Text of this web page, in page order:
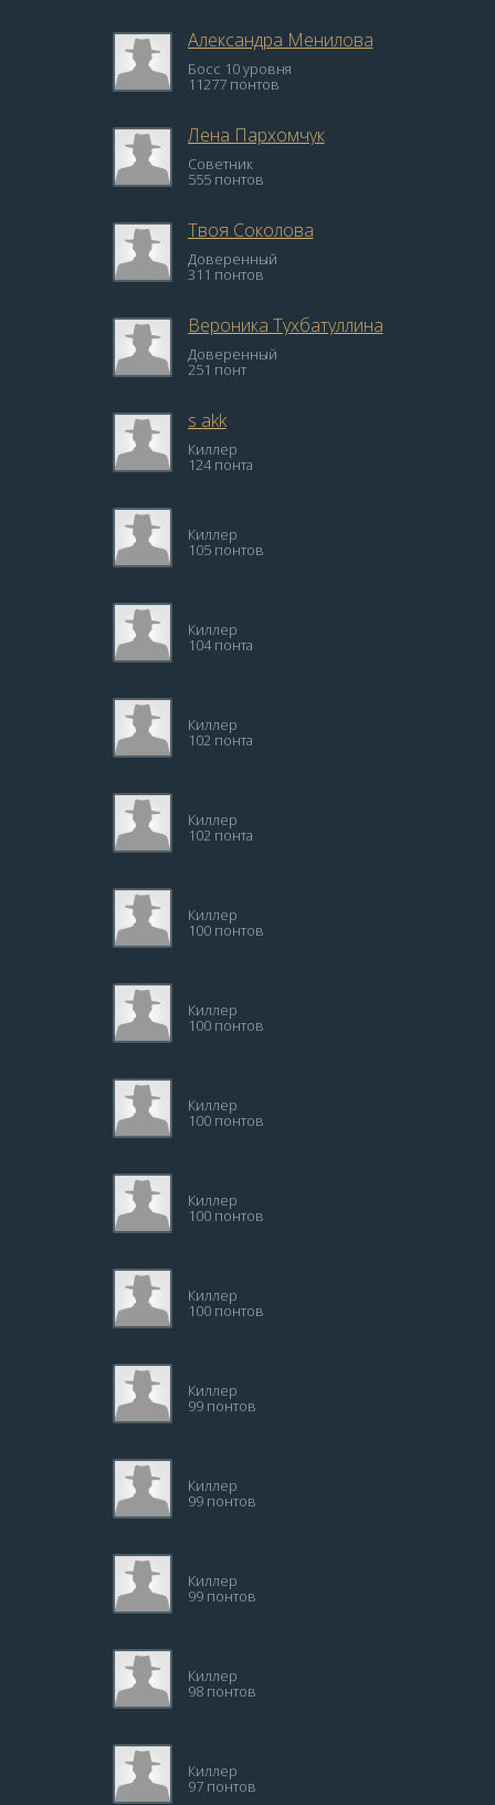
Александра Менилова
Босс 10 уровня
11277 понтов
Лена Пархомчук
Советник
555 понтов
Твоя Соколова
Доверенный
311 понтов
Вероника Тухбатуллина
Доверенный
251 понт
s akk
Киллер
124 понта
Киллер
105 понтов
Киллер
104 понта
Киллер
102 понта
Киллер
102 понта
Киллер
100 понтов
Киллер
100 понтов
Киллер
100 понтов
Киллер
100 понтов
Киллер
100 понтов
Киллер
99 понтов
Киллер
99 понтов
Киллер
99 понтов
Киллер
98 понтов
Киллер
97 понтов